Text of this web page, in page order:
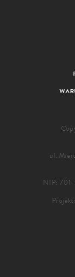
ul.
NIP:
Projekt: